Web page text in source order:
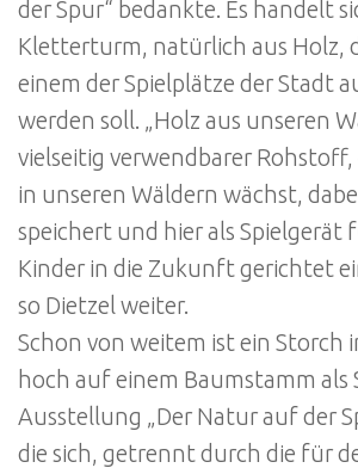
der Spur“ bedankte. Es handelt
Kletterturm, natürlich aus Holz,
einem der Spielplätze der Stadt
werden soll. „Holz aus unseren
vielseitig verwendbarer
in unseren Wäldern wächst,
speichert und hier als Spielgerät
Kinder in die Zukunft gerichtet
so Dietzel weiter.
Schon von weitem ist ein Storch
hoch auf einem Baumstamm als
Ausstellung „Der Natur auf der
die sich, getrennt durch die für